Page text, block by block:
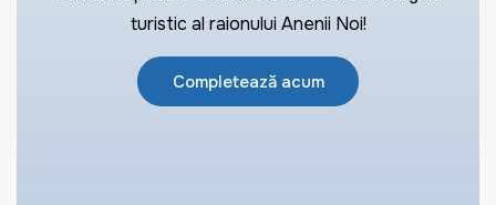
turistic al raionului Anenii Noi!
Completează acum